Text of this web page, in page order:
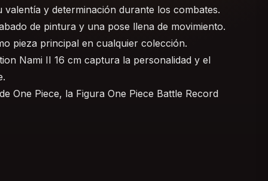
y determinación durante los combates.
de pintura y una pose llena de movimiento.
pieza principal en cualquier colección.
Nami II 16 cm captura la personalidad y el
One Piece, la Figura One Piece Battle Record